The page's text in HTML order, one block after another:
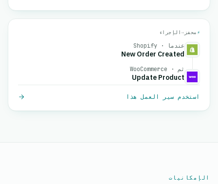
⚡ محفز →الإجراء
عندما · Shopify
New Order Created
ثم · WooCommerce
Update Product
استخدم سير العمل هذا
الإمكانيات